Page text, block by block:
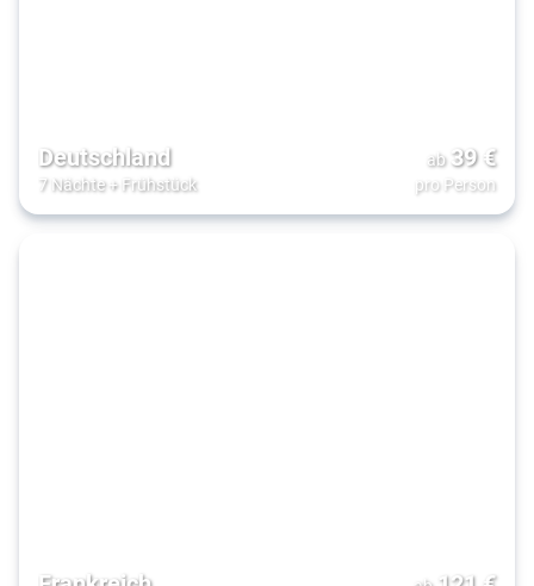
Deutschland
7 Nächte+ Frühstück
ab 39€
pro Person